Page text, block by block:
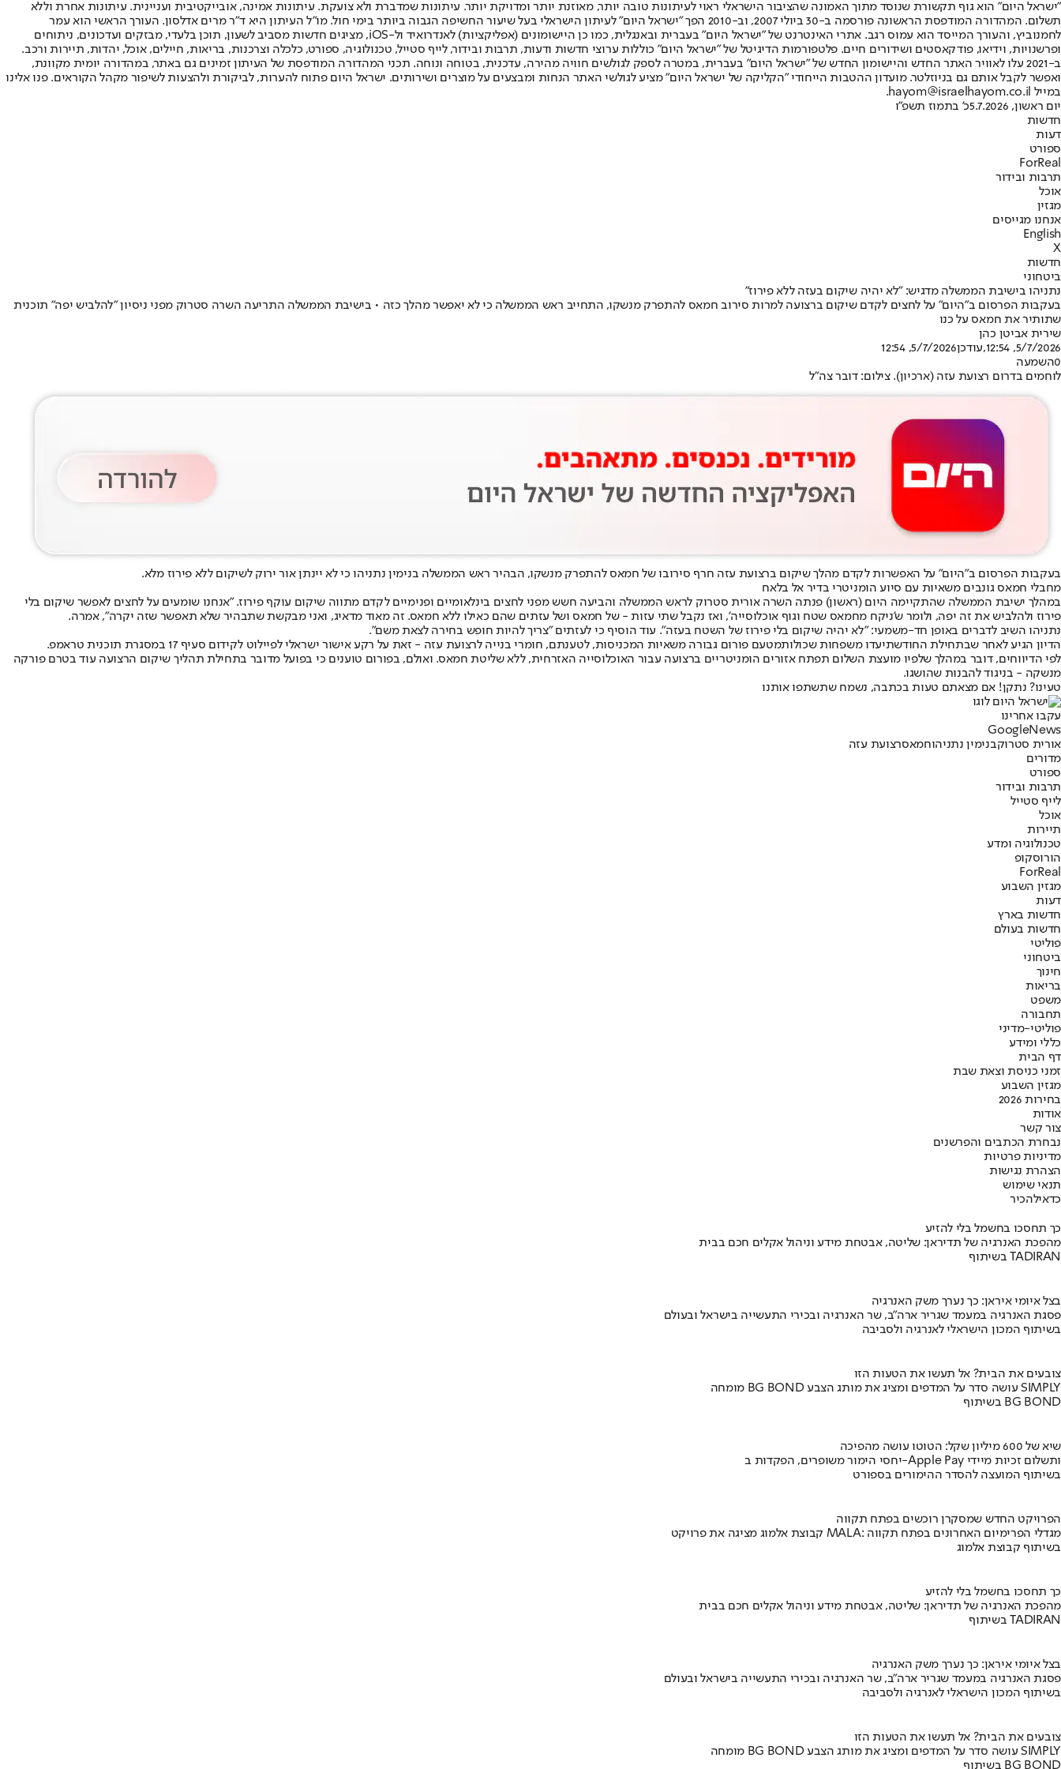
"ישראל היום" הוא גוף תקשורת שנוסד מתוך האמונה שהציבור הישראלי ראוי לעיתונות טובה יותר, מאוזנת יותר ומדויקת יותר. עיתונות שמדברת ולא צועקת. עיתונות אמינה, אובייקטיבית ועניינית. עיתונות אחרת וללא
תשלום. המהדורה המודפסת הראשונה פורסמה ב-30 ביולי 2007, וב-2010 הפך "ישראל היום" לעיתון הישראלי בעל שיעור החשיפה הגבוה ביותר בימי חול. מו"ל העיתון היא ד"ר מרים אדלסון. העורך הראשי הוא עמר
לחמנוביץ, והעורך המייסד הוא עמוס רגב. אתרי האינטרנט של "ישראל היום" בעברית ובאנגלית, כמו כן היישומונים (אפליקציות) לאנדרואיד ול-iOS, מציגים חדשות מסביב לשעון, תוכן בלעדי, מבזקים ועדכונים, ניתוחים
ופרשנויות, וידיאו, פודקאסטים ושידורים חיים. פלטפורמות הדיגיטל של "ישראל היום" כוללות ערוצי חדשות ודעות, תרבות ובידור, לייף סטייל, טכנולוגיה, ספורט, כלכלה וצרכנות, בריאות, חיילים, אוכל, יהדות, תיירות ורכב.
ב-2021 עלו לאוויר האתר החדש והיישומון החדש של "ישראל היום" בעברית, במטרה לספק לגולשים חוויה מהירה, עדכנית, בטוחה ונוחה. תכני המהדורה המודפסת של העיתון זמינים גם באתר, במהדורה יומית מקוונת,
ואפשר לקבל אותם גם בניוזלטר. מועדון ההטבות הייחודי "הקליקה של ישראל היום" מציע לגולשי האתר הנחות ומבצעים על מוצרים ושירותים. ישראל היום פתוח להערות, לביקורת ולהצעות לשיפור מקהל הקוראים. פנו אלינו
במייל hayom@israelhayom.co.il.
יום ראשון, 5.7.2026
כ' בתמוז תשפ"ו
חדשות
דעות
ספורט
ForReal
תרבות ובידור
אוכל
מגזין
אנחנו מגייסים
English
X
חדשות
ביטחוני
נתניהו בישיבת הממשלה מדגיש: "לא יהיה שיקום בעזה ללא פירוז"
בעקבות הפרסום ב"היום" על לחצים לקדם שיקום ברצועה למרות סירוב חמאס להתפרק מנשקו, התחייב ראש הממשלה כי לא יאפשר מהלך כזה • בישיבת הממשלה התריעה השרה סטרוק מפני ניסיון "להלביש יפה" תוכנית
שתותיר את חמאס על כנו
שירית אביטן כהן
5/7/2026, 12:54
,עודכן5/7/2026, 12:54
0השמעה
לוחמים בדרום רצועת עזה (ארכיון). צילום: דובר צה"ל
בעקבות הפרסום ב"היום" על האפשרות לקדם מהלך שיקום ברצועת עזה חרף סירובו של חמאס להתפרק מנשקו, הבהיר ראש הממשלה בנימין נתניהו כי לא יינתן אור ירוק לשיקום ללא פירוז מלא.
מחבלי חמאס גונבים משאיות עם סיוע הומניטרי בדיר אל בלאח
במהלך ישיבת הממשלה שהתקיימה היום (ראשון) פנתה השרה אורית סטרוק לראש הממשלה והביעה חשש מפני לחצים בינלאומיים ופנימיים לקדם מתווה שיקום עוקף פירוז. "אנחנו שומעים על לחצים לאפשר שיקום בלי
פירוז ולהלביש את זה יפה, ולומר ש'ניקח מחמאס שטח וגוף אוכלוסייה', ואז נקבל שתי עזות - של חמאס ושל עזתים שהם כאילו ללא חמאס. זה מאוד מדאיג, ואני מבקשת שתבהיר שלא תאפשר שזה יקרה", אמרה.
נתניהו השיב לדברים באופן חד-משמעי: "לא יהיה שיקום בלי פירוז של השטח בעזה". עוד הוסיף כי לעזתים "צריך להיות חופש בחירה לצאת משם".
הדיון הגיע לאחר שבתחילת החודשתיעדו משפחות שכולותמטעם פורום גבורה משאיות המכניסות, לטענתם, חומרי בנייה לרצועת עזה - זאת על רקע אישור ישראלי לפיילוט לקידום סעיף 17 במסגרת תוכנית טראמפ.
לפי הדיווחים, דובר במהלך שלפיו מועצת השלום תפתח אזורים הומניטריים ברצועה עבור האוכלוסייה האזרחית, ללא שליטת חמאס. ואולם, בפורום טוענים כי בפועל מדובר בתחילת תהליך שיקום הרצועה עוד בטרם פורקה
מנשקה - בניגוד להבנות שהושגו.
טעינו? נתקן! אם מצאתם טעות בכתבה, נשמח שתשתפו אותנו
עקבו אחרינו
Googl eNews
אורית סטרוקבנימין נתניהוחמאסרצועת עזה
מדורים
ספורט
תרבות ובידור
לייף סטייל
אוכל
תיירות
טכנולוגיה ומדע
הורוסקופ
ForReal
מגזין השבוע
דעות
חדשות בארץ
חדשות בעולם
פוליטי
ביטחוני
חינוך
בריאות
משפט
תחבורה
פוליטי-מדיני
כללי ומידע
דף הבית
זמני כניסת וצאת שבת
מגזין השבוע
בחירות 2026
אודות
צור קשר
נבחרת הכתבים והפרשנים
מדיניות פרטיות
הצהרת נגישות
תנאי שימוש
כדאילהכיר
כך תחסכו בחשמל בלי להזיע
מהפכת האנרגיה של תדיראן: שליטה, אבטחת מידע וניהול אקלים חכם בבית
בשיתוף TADIRAN
בצל איומי איראן: כך נערך משק האנרגיה
פסגת האנרגיה במעמד שגריר ארה"ב, שר האנרגיה ובכירי התעשייה בישראל ובעולם
בשיתוף המכון הישראלי לאנרגיה ולסביבה
צובעים את הבית? אל תעשו את הטעות הזו
מומחה BG BOND עושה סדר על המדפים ומציג את מותג הצבע SIMPLY
בשיתוף BG BOND
שיא של 600 מיליון שקל: הטוטו עושה מהפיכה
יחסי הימור משופרים, הפקדות ב-Apple Pay ותשלום זכיות מיידי
בשיתוף המועצה להסדר ההימורים בספורט
הפרויקט החדש שמסקרן רוכשים בפתח תקווה
קבוצת אלמוג מציגה את פרויקט MALA: מגדלי הפרימיום האחרונים בפתח תקווה
בשיתוף קבוצת אלמוג
כך תחסכו בחשמל בלי להזיע
מהפכת האנרגיה של תדיראן: שליטה, אבטחת מידע וניהול אקלים חכם בבית
בשיתוף TADIRAN
בצל איומי איראן: כך נערך משק האנרגיה
פסגת האנרגיה במעמד שגריר ארה"ב, שר האנרגיה ובכירי התעשייה בישראל ובעולם
בשיתוף המכון הישראלי לאנרגיה ולסביבה
צובעים את הבית? אל תעשו את הטעות הזו
מומחה BG BOND עושה סדר על המדפים ומציג את מותג הצבע SIMPLY
בשיתוף BG BOND